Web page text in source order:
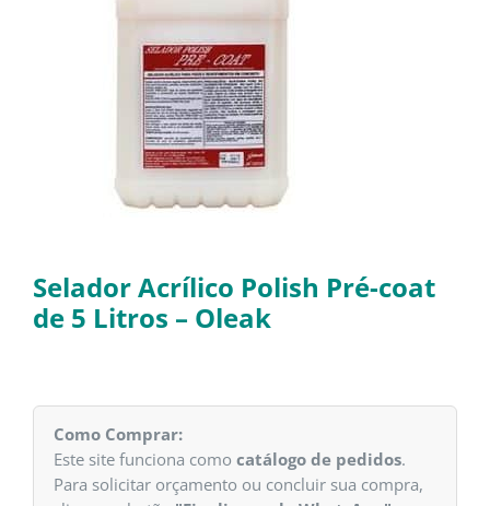
Selador Acrílico Polish Pré-coat
de 5 Litros – Oleak
Como Comprar:
Este site funciona como catálogo de pedidos.
Para solicitar orçamento ou concluir sua compra,